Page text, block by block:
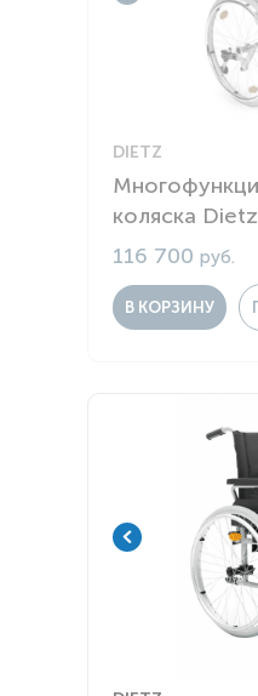
DIETZ
коляска
116 700 руб.
В КОРЗИНУ